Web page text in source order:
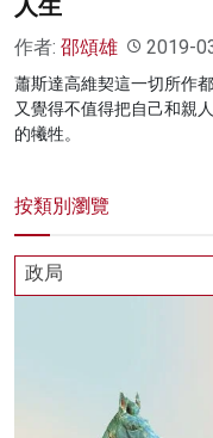
作者: 邵頌雄 2019-
蕭斯達高維契這一切所作
又覺得不值得把自己和親
的犧牲。
按類別瀏覽
政局